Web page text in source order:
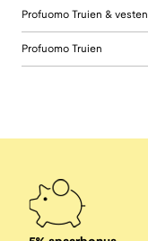
Profuomo Truien & vesten
Profuomo Truien